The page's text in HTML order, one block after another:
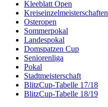
Kleeblatt Open
Kreiseinzelmeisterschaften
Osteropen
Sommerpokal
Landespokal
Domspatzen Cup
Seniorenliga
Pokal
Stadtmeisterschaft
BlitzCup-Tabelle 17/18
BlitzCup-Tabelle 18/19